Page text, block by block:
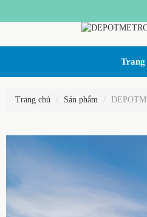
Trang
Trang chủ Sản phẩm